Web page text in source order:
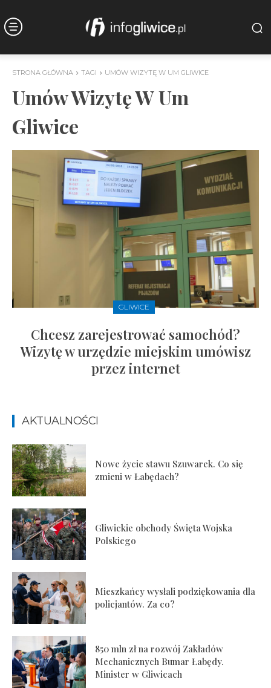
STRONA GŁÓWNA TAGI UMÓW WIZYTĘ W UM GLIWICE
Umów Wizytę W Um
Gliwice
GLIWICE
Chcesz zarejestrować samochód?
Wizytę w urzędzie miejskim umówisz
przez internet
AKTUALNOŚCI
Nowe życie stawu Szuwarek. Co się
zmieni w Łabędach?
Gliwickie obchody Święta Wojska
Polskiego
Mieszkańcy wysłali podziękowania dla
policjantów. Za co?
850 mln zł na rozwój Zakładów
Mechanicznych Bumar Łabędy.
Minister w Gliwicach